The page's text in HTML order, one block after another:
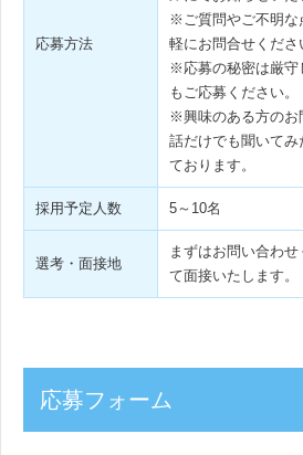
応募方法
※ご質問やご不明な
軽にお問合せくださ
※応募の秘密は厳守
もご応募ください。
※興味のある方のお
話だけでも聞いて
ております。
採用予定人数 5～10名
選考・面接地
まずはお問い合わ
て面接いたします。
応募フォーム